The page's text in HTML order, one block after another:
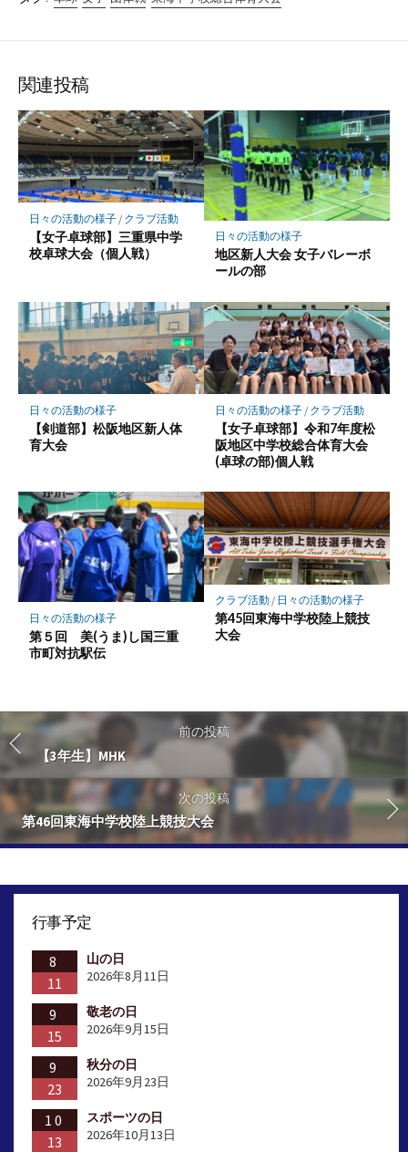
関連投稿
日々の活動の様子/ クラブ活動
【女子卓球部】三重県中学
校卓球大会（個人戦）
日々の活動の様子
地区新人大会 女子バレーボ
ールの部
日々の活動の様子
【剣道部】松阪地区新人体
育大会
日々の活動の様子/ クラブ活動
【女子卓球部】令和7年度松
阪地区中学校総合体育大会
(卓球の部)個人戦
日々の活動の様子
第５回 美(うま)し国三重
市町対抗駅伝
クラブ活動/ 日々の活動の様子
第45回東海中学校陸上競技
大会
前の投稿
【3年生】MHK
次の投稿
第46回東海中学校陸上競技大会
行事予定
8
11
山の日
2026年8月11日
9
15
敬老の日
2026年9月15日
9
23
秋分の日
2026年9月23日
10
13
スポーツの日
2026年10月13日